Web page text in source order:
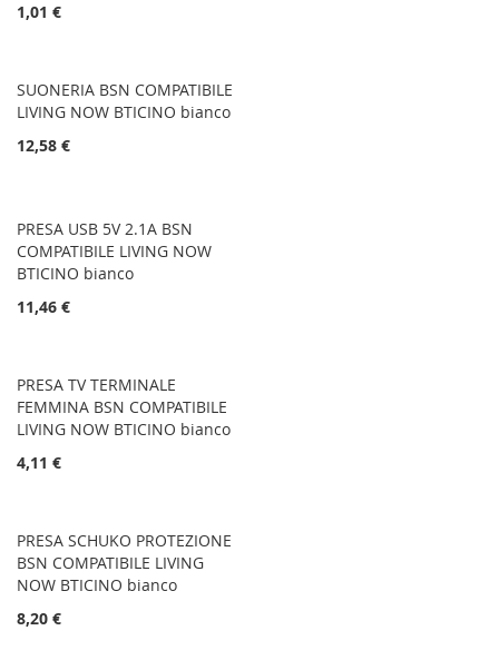
1,01 €
SUONERIA BSN COMPATIBILE
LIVING NOW BTICINO bianco
12,58 €
PRESA USB 5V 2.1A BSN
COMPATIBILE LIVING NOW
BTICINO bianco
11,46 €
PRESA TV TERMINALE
FEMMINA BSN COMPATIBILE
LIVING NOW BTICINO bianco
4,11 €
PRESA SCHUKO PROTEZIONE
BSN COMPATIBILE LIVING
NOW BTICINO bianco
8,20 €